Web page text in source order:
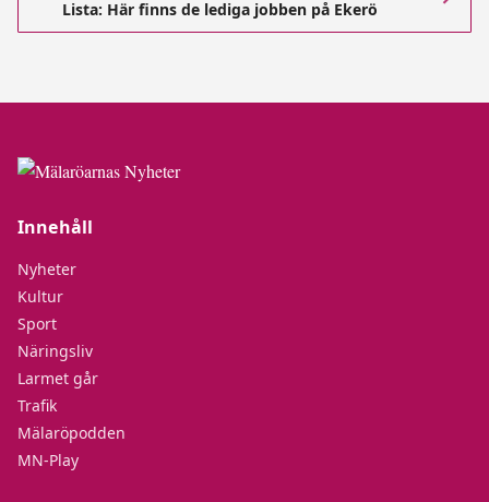
Lista: Här finns de lediga jobben på Ekerö
Innehåll
Nyheter
Kultur
Sport
Näringsliv
Larmet går
Trafik
Mälaröpodden
MN-Play